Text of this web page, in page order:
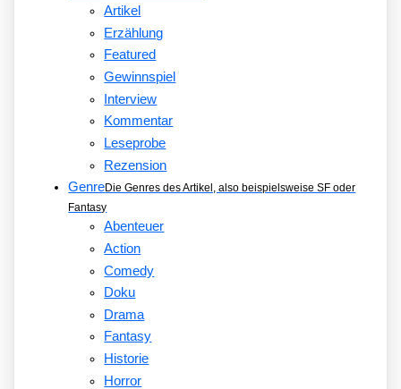
Artikel
Erzählung
Featured
Gewinnspiel
Interview
Kommentar
Leseprobe
Rezension
GenreDie Genres des Artikel, also beispielsweise SF oder
Fantasy
Abenteuer
Action
Comedy
Doku
Drama
Fantasy
Historie
Horror